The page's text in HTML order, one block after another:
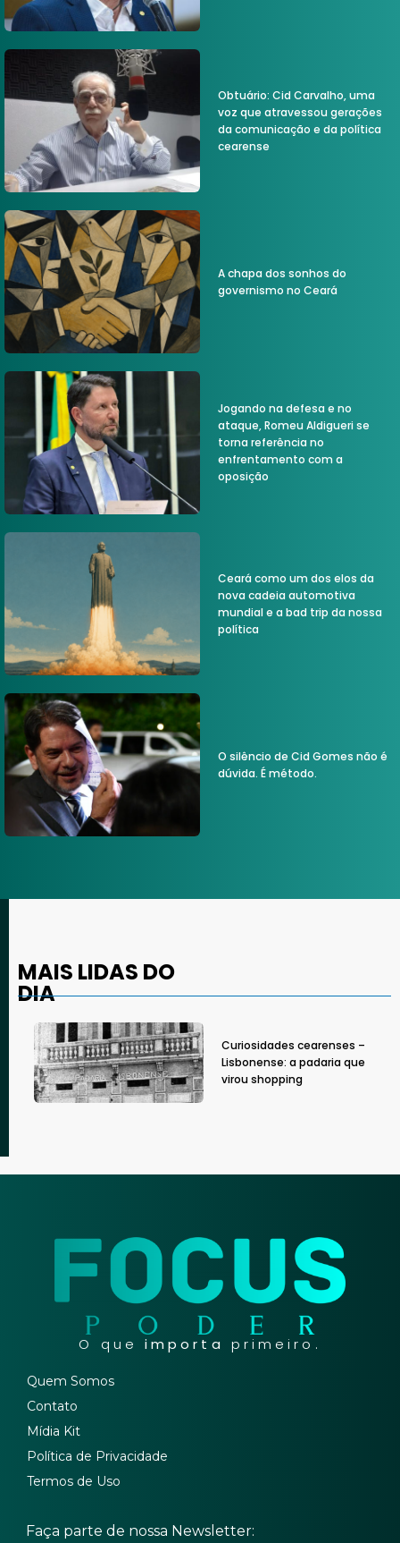
Obtuário: Cid Carvalho, uma
voz que atravessou gerações
da comunicação e da política
cearense
A chapa dos sonhos do
governismo no Ceará
Jogando na defesa e no
ataque, Romeu Aldigueri se
torna referência no
enfrentamento com a
oposição
Ceará como um dos elos da
nova cadeia automotiva
mundial e a bad trip da nossa
política
O silêncio de Cid Gomes não é
dúvida. É método.
MAIS LIDAS DO
DIA
Curiosidades cearenses –
Lisbonense: a padaria que
virou shopping
O que importa primeiro.
Quem Somos
Contato
Mídia Kit
Política de Privacidade
Termos de Uso
Faça parte de nossa Newsletter: